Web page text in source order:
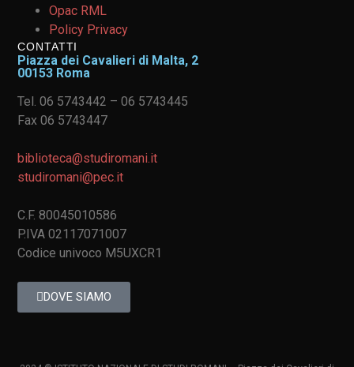
Opac RML
Policy Privacy
CONTATTI
Piazza dei Cavalieri di Malta, 2
00153 Roma
Tel. 06 5743442 – 06 5743445
Fax 06 5743447
biblioteca@studiromani.it
studiromani@pec.it
C.F. 80045010586
P.IVA 02117071007
Codice univoco M5UXCR1
DOVE SIAMO